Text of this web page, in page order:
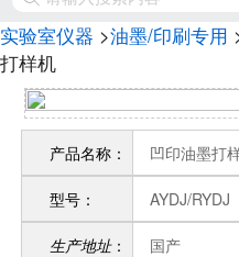
实验室仪器 >油墨/印刷专用
打样机
产品名称： 凹印油墨打
型号： AYDJ/RYDJ
生产地址： 国产